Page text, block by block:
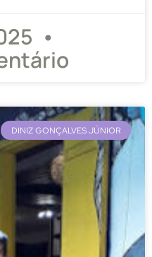
DINIZ GONÇALVES JÚNIOR